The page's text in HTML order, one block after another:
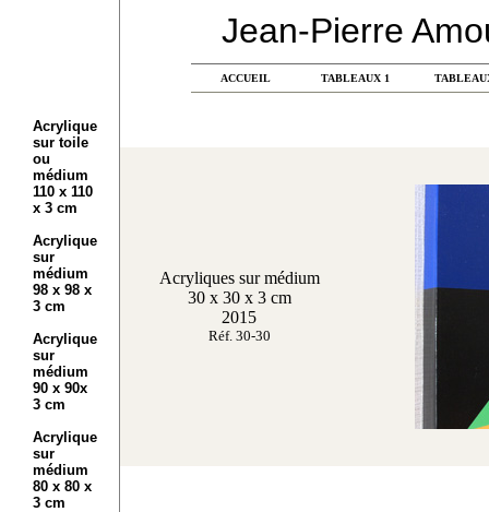
Acrylique
sur toile
ou
médium
110 x 110
x 3 cm
Acrylique
sur
médium
98 x 98 x
3 cm
Acrylique
sur
médium
90 x 90x
3 cm
Acrylique
sur
médium
80 x 80 x
3 cm
Jean-Pierre
ACCUEIL TABLEAUX 1
Acryliques sur médium
30 x 30 x 3 cm
2015
Réf. 30-30